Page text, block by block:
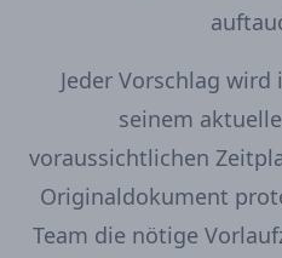
Jeder Vorschlag
seinem
voraussichtlichen
Originaldokument
Team die nötige